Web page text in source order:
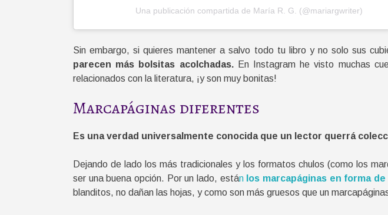
Una publicación compartida de María R. G. (@mariargwriter)
Sin embargo, si quieres mantener a salvo todo tu libro y no solo sus
parecen más bolsitas acolchadas.En Instagram he visto muchas
relacionados con la literatura, ¡y son muy bonitas!
Marcapáginas diferentes
Es una verdad universalmente conocida que un lector querrá
Dejando de lado los más tradicionales y los formatos chulos (como los
ser una buena opción. Por un lado, estánlos marcapáginas en forma
blanditos, no dañan las hojas, y como son más gruesos que un